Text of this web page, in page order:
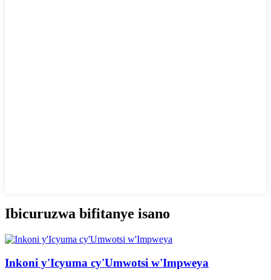
Ibicuruzwa bifitanye isano
Inkoni y'Icyuma cy'Umwotsi w'Impweya